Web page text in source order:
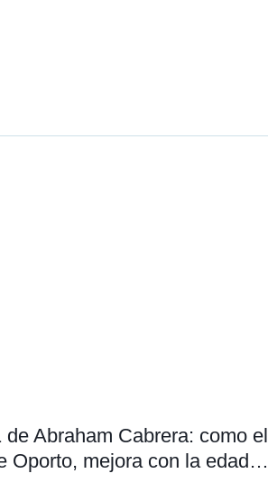
de Abraham Cabrera: como el
Oporto, mejora con la edad…